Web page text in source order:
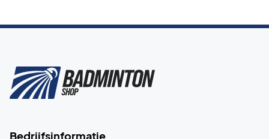
Bedrijfsinformatie